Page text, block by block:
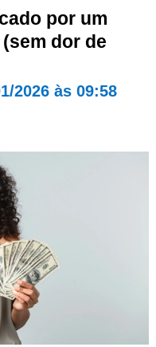
por um
dor de
2026 às 09:58